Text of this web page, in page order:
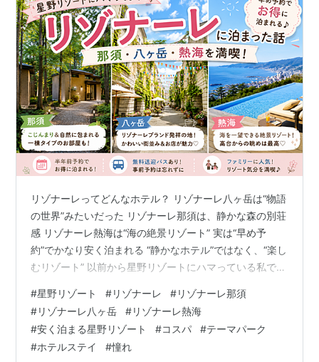
リゾナーレってどんなホテル？ リゾナーレ八ヶ岳は“物語
の世界”みたいだった リゾナーレ那須は、静かな森の別荘
感 リゾナーレ熱海は“海の絶景リゾート” 実は“早め予
約”でかなり安く泊まれる “静かなホテル”ではなく、“楽し
むリゾート” 以前から星野リゾートにハマっている私です
リゾナーレシリーズです。 これまでに泊まったのは、 リ
ゾナーレ那須 リゾナーレ八ヶ岳 リゾナーレ熱海 の3施
設。 同じ“リゾナーレ”でも、場所によって空気感がかな
り違っていて、それぞれ魅力がありました。 リゾナーレ
#星野リゾート #リゾナーレ #リゾナーレ那須
#リゾナーレ八ヶ岳 #リゾナーレ熱海
#安く泊まる星野リゾート #コスパ #テーマパーク
#ホテルステイ #憧れ